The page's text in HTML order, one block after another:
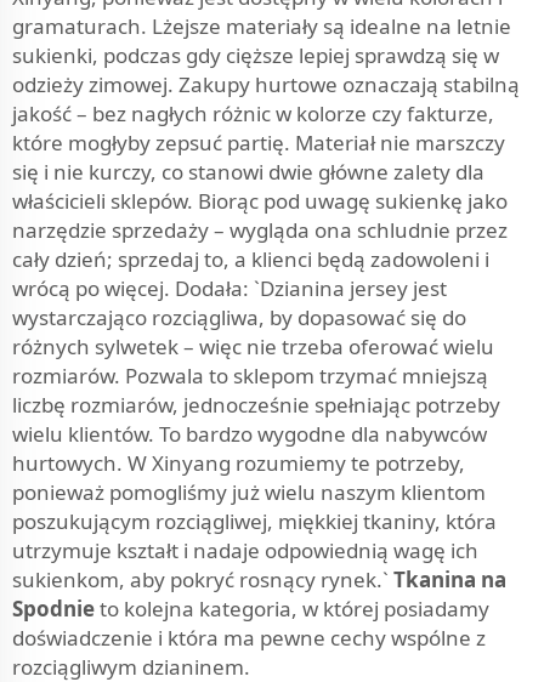
gramaturach. Lżejsze materiały są idealne na letnie
sukienki, podczas gdy cięższe lepiej sprawdzą się w
odzieży zimowej. Zakupy hurtowe oznaczają stabilną
jakość – bez nagłych różnic w kolorze czy fakturze,
które mogłyby zepsuć partię. Materiał nie marszczy
się i nie kurczy, co stanowi dwie główne zalety dla
właścicieli sklepów. Biorąc pod uwagę sukienkę jako
narzędzie sprzedaży – wygląda ona schludnie przez
cały dzień; sprzedaj to, a klienci będą zadowoleni i
wrócą po więcej. Dodała: `Dzianina jersey jest
wystarczająco rozciągliwa, by dopasować się do
różnych sylwetek – więc nie trzeba oferować wielu
rozmiarów. Pozwala to sklepom trzymać mniejszą
liczbę rozmiarów, jednocześnie spełniając potrzeby
wielu klientów. To bardzo wygodne dla nabywców
hurtowych. W Xinyang rozumiemy te potrzeby,
ponieważ pomogliśmy już wielu naszym klientom
poszukującym rozciągliwej, miękkiej tkaniny, która
utrzymuje kształt i nadaje odpowiednią wagę ich
sukienkom, aby pokryć rosnący rynek.` Tkanina na
Spodnieto kolejna kategoria, w której posiadamy
doświadczenie i która ma pewne cechy wspólne z
rozciągliwym dzianinem.